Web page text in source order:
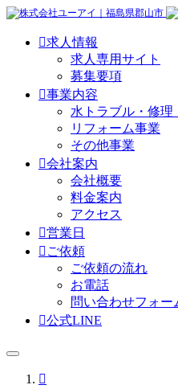
求人情報
求人専用サイト
募集要項
事業内容
水トラブル・修理
リフォーム事業
その他事業
会社案内
会社概要
料金案内
アクセス
営業日
 ご依頼
ご依頼の流れ
お電話
問い合わせフォー
公式LINE
